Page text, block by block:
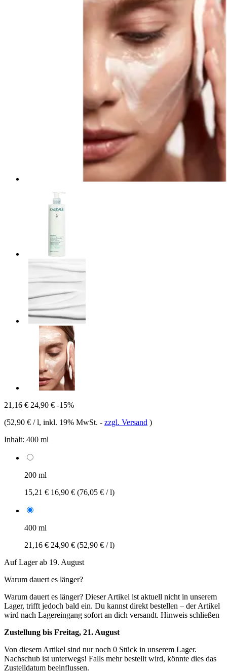
21,16 € 24,90 € -15%
(52,90 € / l, inkl. 19% MwSt. - zzgl. Versand )
Inhalt: 400 ml
200 ml
15,21 € 16,90 € (76,05 € / l)
400 ml
21,16 € 24,90 € (52,90 € / l)
Auf Lager ab 19. August
Warum dauert es länger?
Warum dauert es länger? Dieser Artikel ist aktuell nicht in unserem
Lager, trifft jedoch bald ein. Du kannst direkt bestellen – der Artikel
wird nach Lagereingang sofort an dich versandt. Hinweis schließen
Zustellung bis Freitag, 21. August
Von diesem Artikel sind nur noch 0 Stück in unserem Lager.
Nachschub ist unterwegs! Falls mehr bestellt wird, könnte dies das
Zustelldatum beeinflussen.